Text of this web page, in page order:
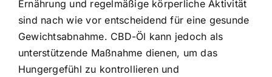
Ernährung und regelmäßige körperliche Aktivität
sind nach wie vor entscheidend für eine gesunde
Gewichtsabnahme. CBD-Öl kann jedoch als
unterstützende Maßnahme dienen, um das
Hungergefühl zu kontrollieren und